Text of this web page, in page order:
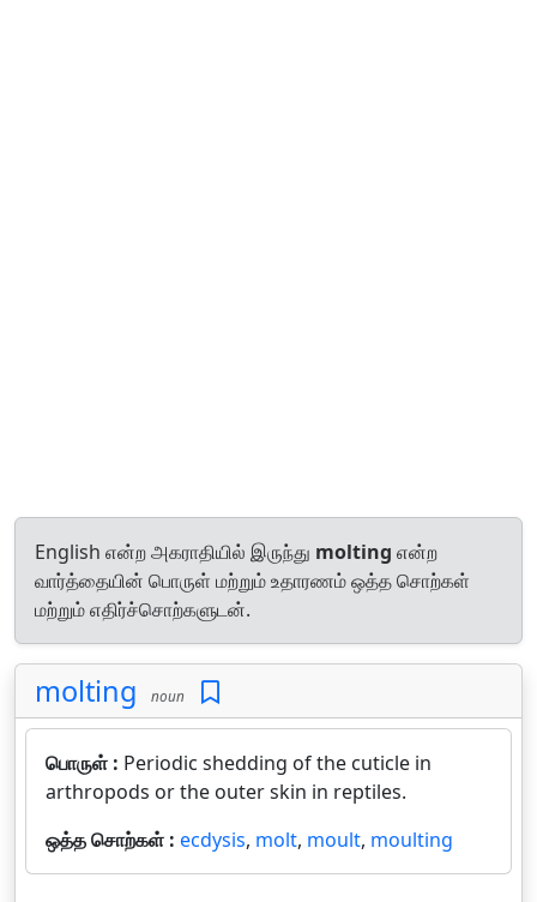
English என்ற அகராதியில் இருந்து molting என்ற
வார்த்தையின் பொருள் மற்றும் உதாரணம் ஒத்த சொற்கள்
மற்றும் எதிர்ச்சொற்களுடன்.
molting noun
பொருள் : Periodic shedding of the cuticle in
arthropods or the outer skin in reptiles.
ஒத்த சொற்கள் : ecdysis, molt, moult, moulting